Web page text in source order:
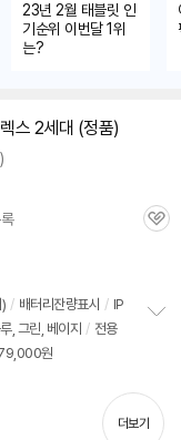
23년 2월 태블릿 인
기순위 이번달 1위
는?
스 2세대 (정품)
관
/ 배터리잔량표시 / IP
, 그린, 베이지 / 전용
원
기
더보기